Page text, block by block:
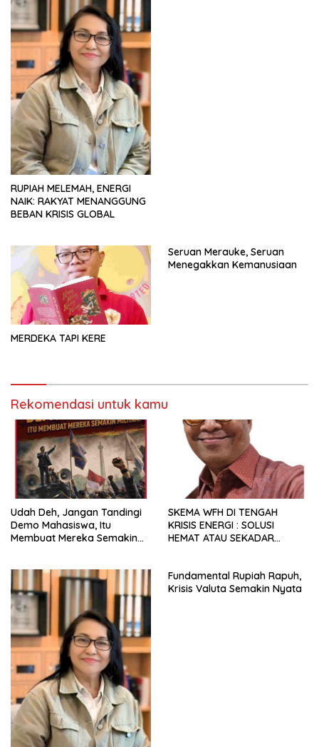
RUPIAH MELEMAH, ENERGI
NAIK: RAKYAT MENANGGUNG
BEBAN KRISIS GLOBAL
MERDEKA TAPI KERE
Seruan Merauke, Seruan
Menegakkan Kemanusiaan
Rekomendasi untuk kamu
Udah Deh, Jangan Tandingi
Demo Mahasiswa, Itu
Membuat Mereka Semakin
SKEMA WFH DI TENGAH
KRISIS ENERGI : SOLUSI
HEMAT ATAU SEKADAR
Fundamental Rupiah Rapuh,
Krisis Valuta Semakin Nyata